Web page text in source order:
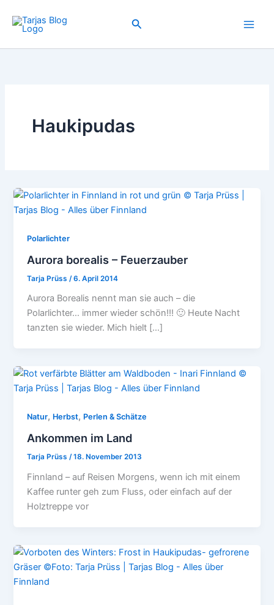
Inhalt
springen
Suchen
Haukipudas
Polarlichter
Aurora borealis – Feuerzauber
Tarja Prüss /6. April 2014
Aurora Borealis nennt man sie auch – die
Polarlichter… immer wieder schön!!! 🙂 Heute Nacht
tanzten sie wieder. Mich hielt […]
Natur, Herbst, Perlen & Schätze
Ankommen im Land
Tarja Prüss/18. November 2013
Finnland – auf Reisen Morgens, wenn ich mit einem
Kaffee runter geh zum Fluss, oder einfach auf der
Holztreppe vor